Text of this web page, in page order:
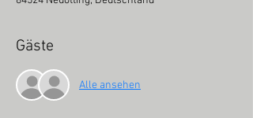
Gäste
Alle ansehen